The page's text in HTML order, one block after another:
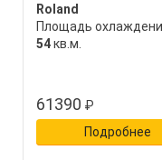
Roland
Площадь
54кв.м.
61390 ₽
Подробнее